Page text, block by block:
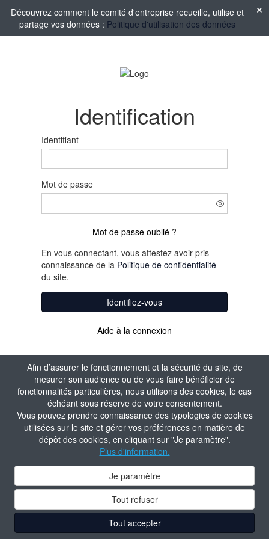
Afin d’assurer le fonctionnement et la sécurité du site, de
mesurer son audience ou de vous faire bénéficier de
fonctionnalités particulières, nous utilisons des cookies, le cas
échéant sous réserve de votre consentement.
Vous pouvez prendre connaissance des typologies de cookies
utilisées sur le site et gérer vos préférences en matière de
dépôt des cookies, en cliquant sur "Je paramètre".
Plus d'information.
Je paramètre
Tout refuser
Tout accepter
Découvrez comment le comité d'entreprise recueille, utilise et
partage vos données : Politique d'utilisation des données
Identification
Identifiant
Mot de passe
Mot de passe oublié ?
En vous connectant, vous attestez avoir pris
connaissance de la Politique de confidentialité
du site.
Identifiez-vous
Aide à la connexion